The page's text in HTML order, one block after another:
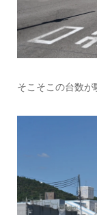
そこそこの台数が